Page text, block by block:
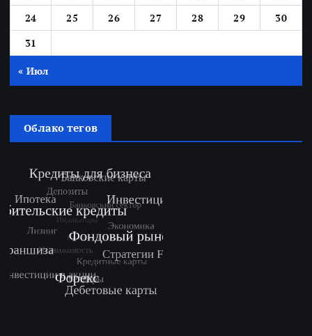
24
25 26 27 28 29
30
31
« Июл
Облако тегов